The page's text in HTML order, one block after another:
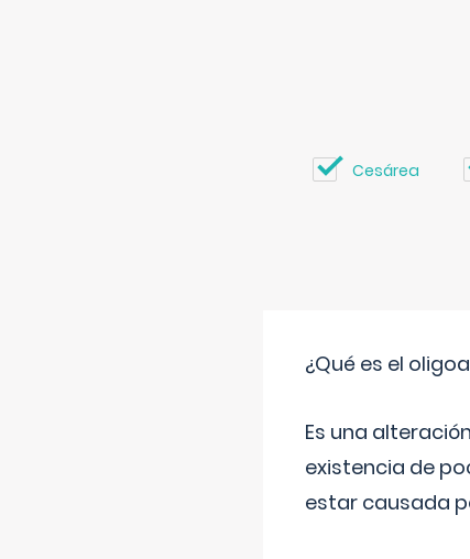
Cesárea
¿Qué es el
Es una
existencia de
estar causada